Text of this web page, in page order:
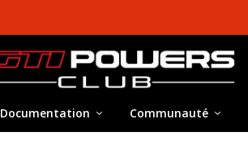
Documentation Communauté